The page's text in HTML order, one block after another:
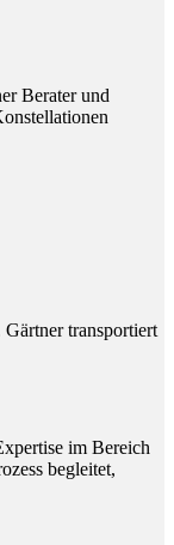
Berater und
transportiert
im Bereich
begleitet,